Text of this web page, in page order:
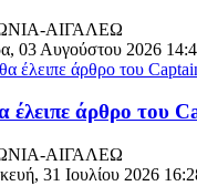
ΑΙΓΑΛΕΩ
03 Αυγούστου 2026
έλειπε άρθρο του
ΑΙΓΑΛΕΩ
31 Ιουλίου 2026